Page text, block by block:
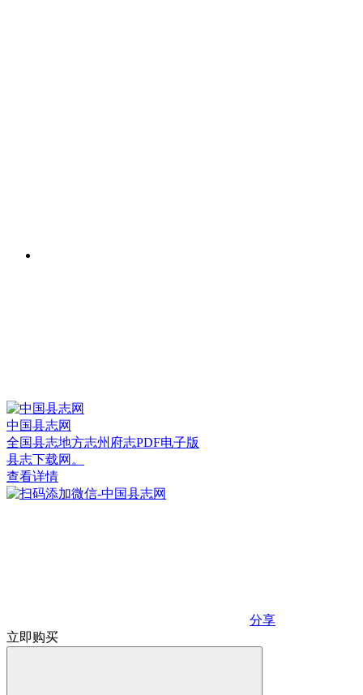
中国县志网
全国县志地方志州府志PDF电子版
县志下载网。
查看详情
分享
立即购买